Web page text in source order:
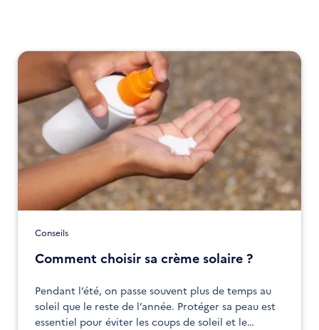
Conseils
Comment choisir sa crème solaire ?
Pendant l’été, on passe souvent plus de temps au
soleil que le reste de l’année. Protéger sa peau est
essentiel pour éviter les coups de soleil et le